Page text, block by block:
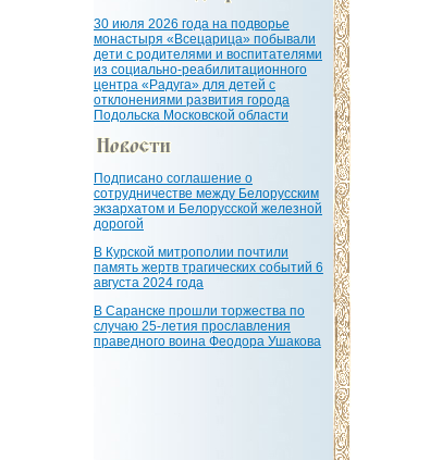
30 июля 2026 года на подворье
монастыря «Всецарица» побывали
дети с родителями и воспитателями
из социально-реабилитационного
центра «Радуга» для детей с
отклонениями развития города
Подольска Московской области
Подписано соглашение о
сотрудничестве между Белорусским
экзархатом и Белорусской железной
дорогой
В Курской митрополии почтили
память жертв трагических событий 6
августа 2024 года
В Саранске прошли торжества по
случаю 25-летия прославления
праведного воина Феодора Ушакова